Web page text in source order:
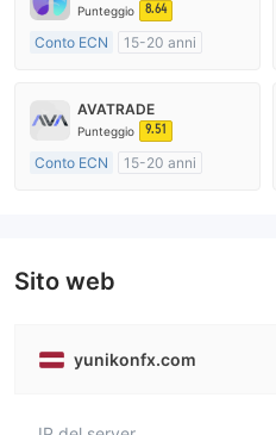
Punteggio 8.64
Conto ECN
15-20 anni
Etichetta principale MT4
AVATRADE
Punteggio 9.51
Conto ECN
15-20 anni
Sito web
yunikonfx.com